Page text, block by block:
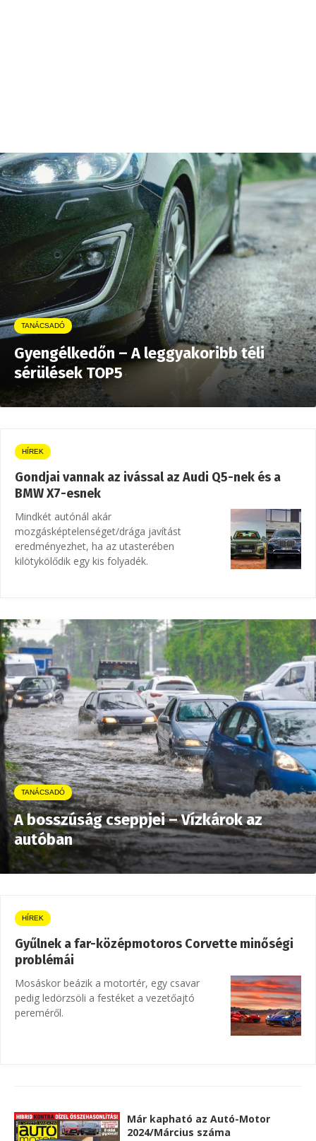
TANÁCSADÓ
Gyengélkedőn – A leggyakoribb téli
sérülések TOP5
HÍREK
Gondjai vannak az ivással az Audi Q5-nek és a
BMW X7-esnek
Mindkét autónál akár
mozgásképtelenséget/drága javítást
eredményezhet, ha az utasterében
kilötykölődik egy kis folyadék.
TANÁCSADÓ
A bosszúság cseppjei – Vízkárok az
autóban
HÍREK
Gyűlnek a far-középmotoros Corvette minőségi
problémái
Mosáskor beázik a motortér, egy csavar
pedig ledörzsöli a festéket a vezetőajtó
pereméről.
Már kapható az Autó-Motor
2024/Március száma